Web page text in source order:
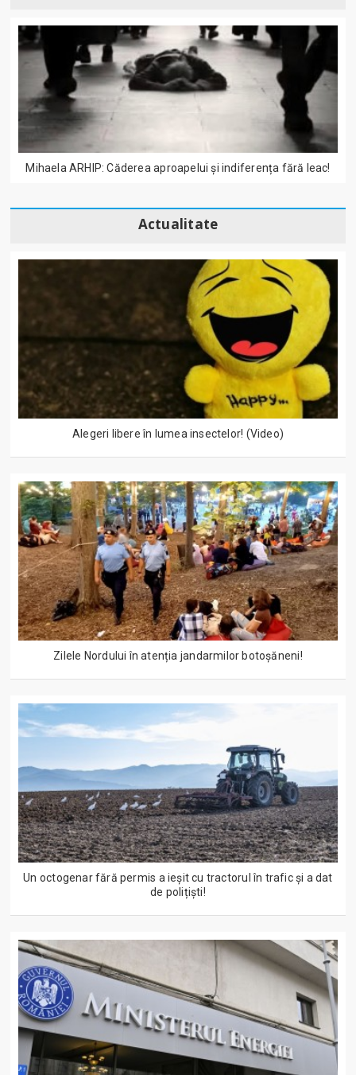
Mihaela ARHIP: Căderea aproapelui și indiferența fără leac!
Actualitate
Alegeri libere în lumea insectelor! (Video)
Zilele Nordului în atenția jandarmilor botoșăneni!
Un octogenar fără permis a ieșit cu tractorul în trafic și a dat
de polițiști!